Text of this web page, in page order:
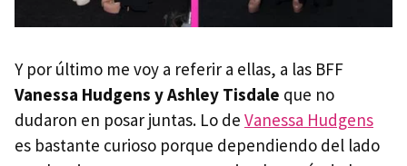
Y por último me voy a referir a ellas, a las BFF
Vanessa Hudgens y Ashley Tisdale que no
dudaron en posar juntas. Lo de Vanessa Hudgens
es bastante curioso porque dependiendo del lado